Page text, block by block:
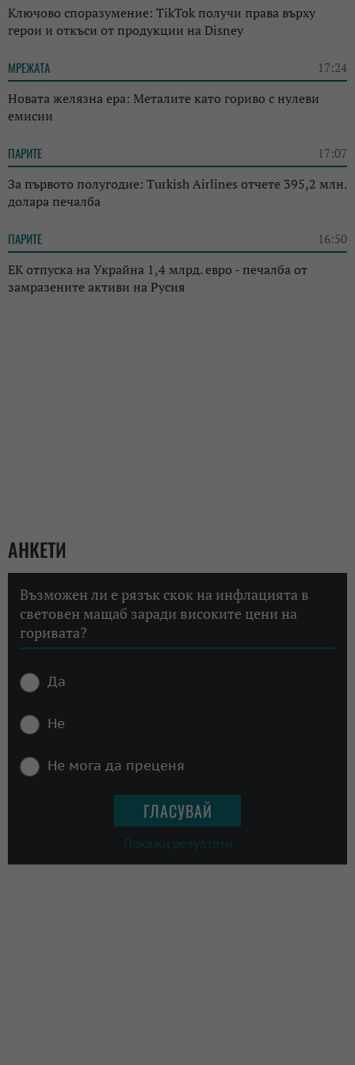
Ключово споразумение: TikTok получи права върху
герои и откъси от продукции на Disney
МРЕЖАТА 17:24
Новата желязна ера: Металите като гориво с нулеви
емисии
ПАРИТЕ 17:07
За първото полугодие: Turkish Airlines отчете 395,2 млн.
долара печалба
ПАРИТЕ 16:50
ЕК отпуска на Украйна 1,4 млрд. евро - печалба от
замразените активи на Русия
АНКЕТИ
Възможен ли е рязък скок на инфлацията в
световен мащаб заради високите цени на
горивата?
Да
Не
Не мога да преценя
Покажи резултати